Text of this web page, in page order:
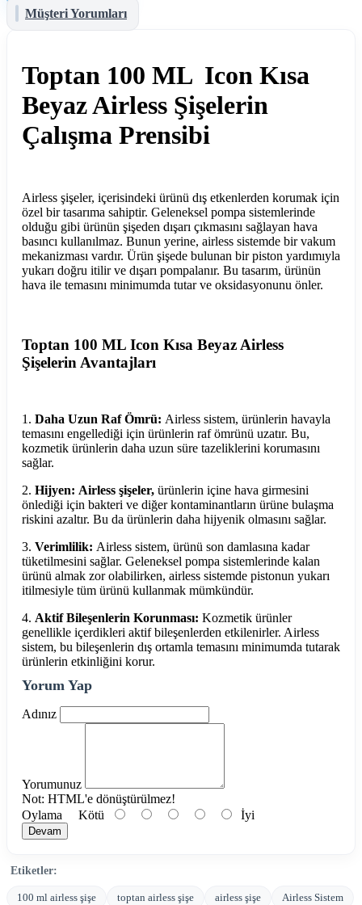
Müşteri Yorumları
Toptan 100 ML Icon Kısa
Beyaz Airless Şişelerin
Çalışma Prensibi
Airless şişeler, içerisindeki ürünü dış etkenlerden korumak için
özel bir tasarıma sahiptir. Geleneksel pompa sistemlerinde
olduğu gibi ürünün şişeden dışarı çıkmasını sağlayan hava
basıncı kullanılmaz. Bunun yerine, airless sistemde bir vakum
mekanizması vardır. Ürün şişede bulunan bir piston yardımıyla
yukarı doğru itilir ve dışarı pompalanır. Bu tasarım, ürünün
hava ile temasını minimumda tutar ve oksidasyonunu önler.
Toptan 100 ML Icon Kısa Beyaz Airless
Şişelerin Avantajları
1. Daha Uzun Raf Ömrü: Airless sistem, ürünlerin havayla
temasını engellediği için ürünlerin raf ömrünü uzatır. Bu,
kozmetik ürünlerin daha uzun süre tazeliklerini korumasını
sağlar.
2. Hijyen: Airless şişeler, ürünlerin içine hava girmesini
önlediği için bakteri ve diğer kontaminantların ürüne bulaşma
riskini azaltır. Bu da ürünlerin daha hijyenik olmasını sağlar.
3. Verimlilik: Airless sistem, ürünü son damlasına kadar
tüketilmesini sağlar. Geleneksel pompa sistemlerinde kalan
ürünü almak zor olabilirken, airless sistemde pistonun yukarı
itilmesiyle tüm ürünü kullanmak mümkündür.
4. Aktif Bileşenlerin Korunması: Kozmetik ürünler
genellikle içerdikleri aktif bileşenlerden etkilenirler. Airless
sistem, bu bileşenlerin dış ortamla temasını minimumda tutarak
ürünlerin etkinliğini korur.
Yorum Yap
Adınız
Yorumunuz
Not: HTML'e dönüştürülmez!
Oylama Kötü İyi
Devam
Etiketler:
100 ml airless şişe toptan airless şişe airless şişe
Airless Sistem